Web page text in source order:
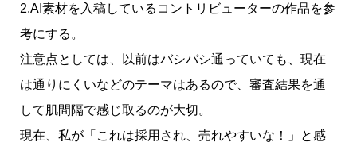
2.AI素材を入稿しているコントリビューターの作品を参
考にする。
注意点としては、以前はバシバシ通っていても、現在
は通りにくいなどのテーマはあるので、審査結果を通
して肌間隔で感じ取るのが大切。
現在、私が「これは採用され、売れやすいな！」と感